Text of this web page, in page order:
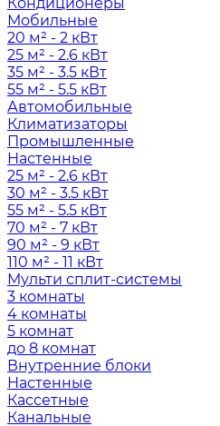
Мобильные
20 м² - 2 кВт
25 м² - 2.6 кВт
35 м² - 3.5 кВт
55 м² - 5.5 кВт
Автомобильные
Климатизаторы
Промышленные
Настенные
25 м² - 2.6 кВт
30 м² - 3.5 кВт
55 м² - 5.5 кВт
70 м² - 7 кВт
90 м² - 9 кВт
110 м² - 11 кВт
Мульти сплит-системы
3 комнаты
4 комнаты
5 комнат
до 8 комнат
Внутренние блоки
Настенные
Кассетные
Канальные